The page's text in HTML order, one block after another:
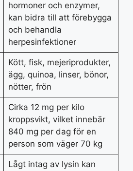
hormoner och enzymer,
kan bidra till att förebygga
och behandla
herpesinfektioner
Kött, fisk, mejeriprodukter,
ägg, quinoa, linser, bönor,
nötter, frön
Cirka 12 mg per kilo
kroppsvikt, vilket innebär
840 mg per dag för en
person som väger 70 kg
Lågt intag av lysin kan